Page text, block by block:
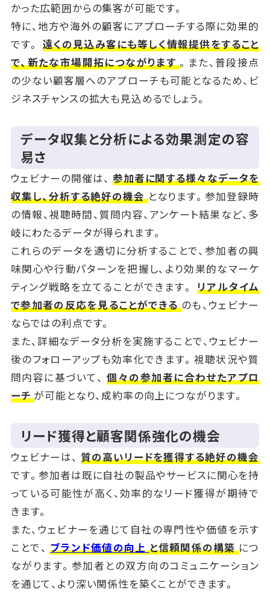
かった広範囲からの集客が可能です。
特に、地方や海外の顧客にアプローチする際に効果的
です。 遠くの見込み客にも等しく情報提供をすること
で、新たな市場開拓につながります。また、普段接点
の少ない顧客層へのアプローチも可能となるため、ビ
ジネスチャンスの拡大も見込めるでしょう。
データ収集と分析による効果測定の容
易さ
ウェビナーの開催は、 参加者に関する様々なデータを
収集し、分析する絶好の機会となります。参加登録時
の情報、視聴時間、質問内容、アンケート結果など、多
岐にわたるデータが得られます。
これらのデータを適切に分析することで、参加者の興
味関心や行動パターンを把握し、より効果的なマーケ
ティング戦略を立てることができます。 リアルタイム
で参加者の反応を見ることができるのも、ウェビナー
ならではの利点です。
また、詳細なデータ分析を実施することで、ウェビナー
後のフォローアップも効率化できます。視聴状況や質
問内容に基づいて、個々の参加者に合わせたアプロ
ーチが可能となり、成約率の向上につながります。
リード獲得と顧客関係強化の機会
ウェビナーは、 質の高いリードを獲得する絶好の機会
です。参加者は既に自社の製品やサービスに関心を持
っている可能性が高く、効率的なリード獲得が期待で
きます。
また、ウェビナーを通じて自社の専門性や価値を示す
ことで、ブランド価値の向上と信頼関係の構築につ
ながります。参加者との双方向のコミュニケーション
を通じて、より深い関係性を築くことができます。